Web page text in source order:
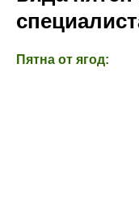
Пятна от ягод: